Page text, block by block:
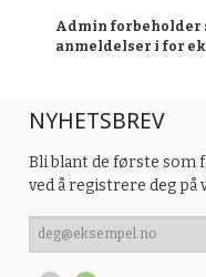
Admin forbeholder
anmeldelser i for
NYHETSBREV
Bli blant de første som
ved å registrere deg på